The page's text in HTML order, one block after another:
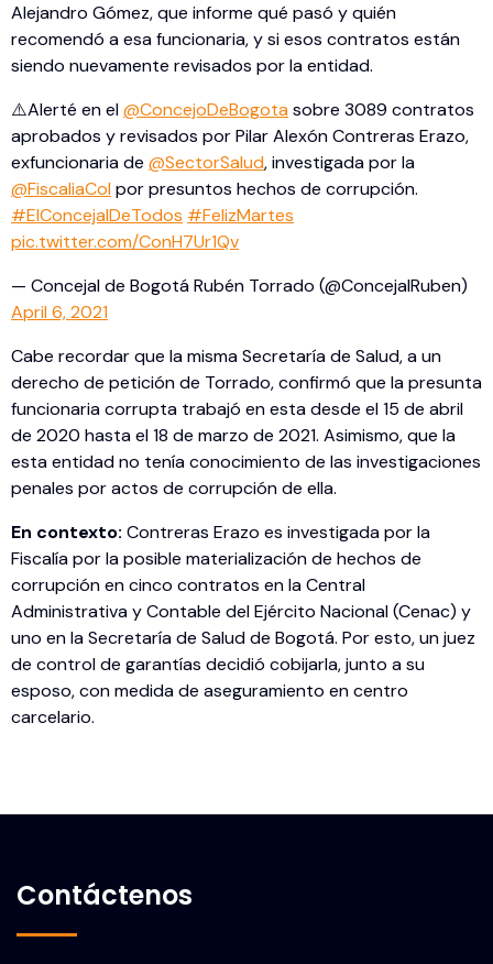
Alejandro Gómez, que informe qué pasó y quién
recomendó a esa funcionaria, y si esos contratos están
siendo nuevamente revisados por la entidad.
⚠️Alerté en el@ConcejoDeBogota sobre 3089 contratos
aprobados y revisados por Pilar Alexón Contreras Erazo,
exfuncionaria de @SectorSalud, investigada por la
@FiscaliaCol por presuntos hechos de corrupción.
#ElConcejalDeTodos #FelizMartes
pic.twitter.com/ConH7Ur1Qv
— Concejal de Bogotá Rubén Torrado (@ConcejalRuben)
April 6, 2021
Cabe recordar que la misma Secretaría de Salud, a un
derecho de petición de Torrado, confirmó que la presunta
funcionaria corrupta trabajó en esta desde el 15 de abril
de 2020 hasta el 18 de marzo de 2021. Asimismo, que la
esta entidad no tenía conocimiento de las investigaciones
penales por actos de corrupción de ella.
En contexto: Contreras Erazo es investigada por la
Fiscalía por la posible materialización de hechos de
corrupción en cinco contratos en la Central
Administrativa y Contable del Ejército Nacional (Cenac) y
uno en la Secretaría de Salud de Bogotá. Por esto, un juez
de control de garantías decidió cobijarla, junto a su
esposo, con medida de aseguramiento en centro
carcelario.
Contáctenos